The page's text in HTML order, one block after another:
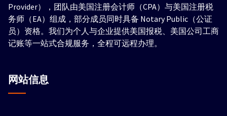
Provider），团队由美国注册会计师（CPA）与美国注册税
务师（EA）组成，部分成员同时具备 Notary Public（公证
员）资格。我们为个人与企业提供美国报税、美国公司工商
记账等一站式合规服务，全程可远程办理。
网站信息